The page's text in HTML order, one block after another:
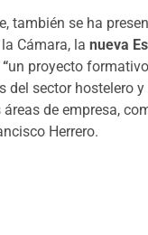
también se ha
Cámara, la nueva
un proyecto
del sector hostelero
de empresa,
Herrero.